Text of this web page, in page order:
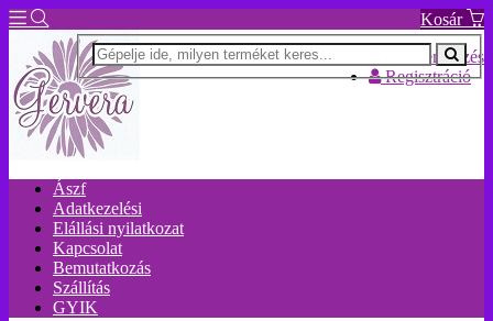
Kosár
Bejelentkezés
Regisztráció
Ászf
Adatkezelési
Elállási nyilatkozat
Kapcsolat
Bemutatkozás
Szállítás
GYIK